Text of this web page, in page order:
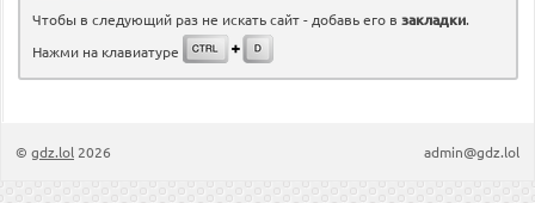
Чтобы в следующий раз не искать сайт - добавь его в закладки.
Нажми на клавиатуре
© gdz.lol 2026 admin@gdz.lol